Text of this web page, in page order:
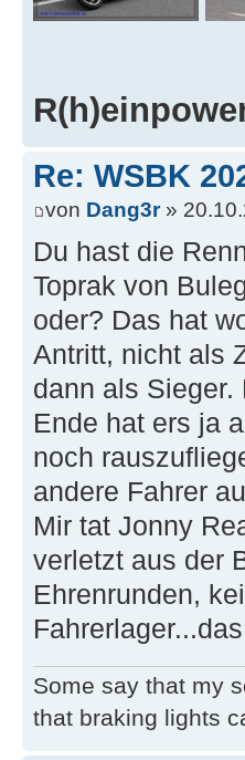
Re: WSBK
von Dang3r»
Du hast die
Toprak von
oder? Das hat
Antritt, nicht als
dann als
Ende hat ers ja
noch
andere Fahrer
Mir tat Jonny
verletzt aus der
Ehrenrunden,
Some say that my
that braking lights